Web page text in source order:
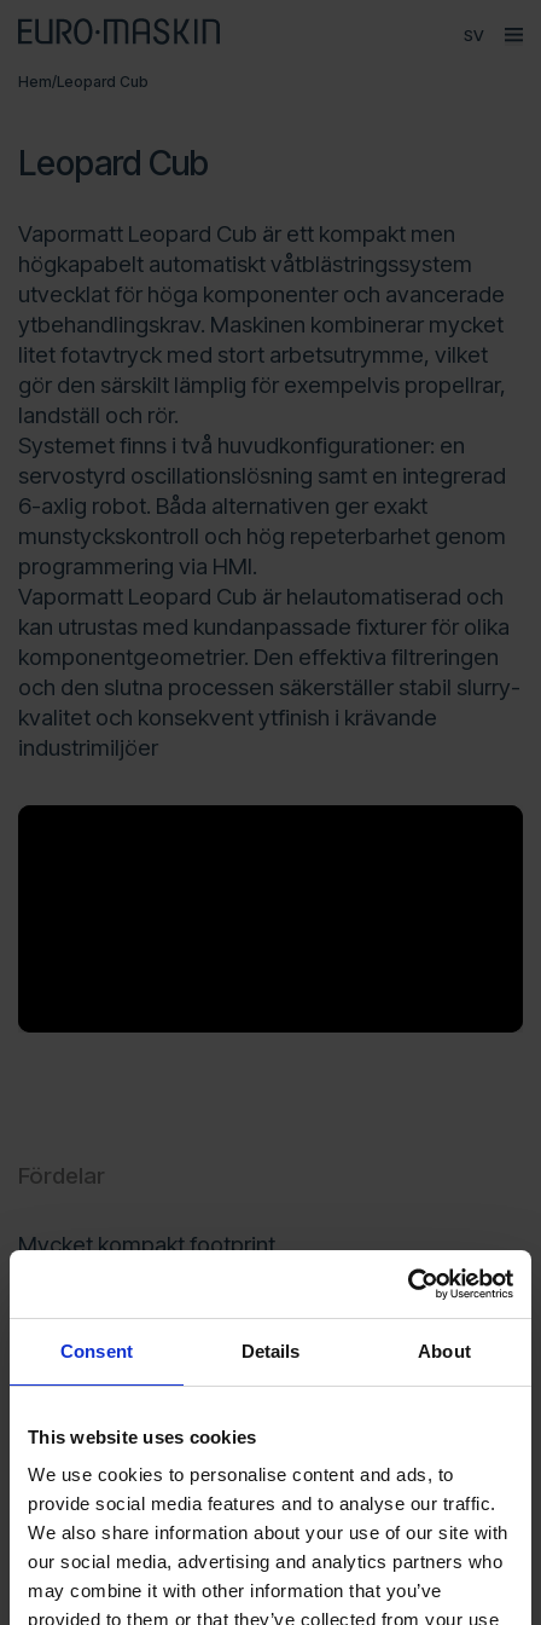
Consent Details About
This website uses cookies
We use cookies to personalise content and ads, to
provide social media features and to analyse our traffic.
We also share information about your use of our site with
our social media, advertising and analytics partners who
may combine it with other information that you’ve
provided to them or that they’ve collected from your use
Språk
Huvudmeny
Produkter
Service
Kontakt
Om Euromaskin
Hem/Leopard Cub
Leopard Cub
Vapormatt Leopard Cub är ett kompakt men
högkapabelt automatiskt våtblästringssystem
utvecklat för höga komponenter och avancerade
ytbehandlingskrav. Maskinen kombinerar mycket
litet fotavtryck med stort arbetsutrymme, vilket
gör den särskilt lämplig för exempelvis propellrar,
landställ och rör.
Systemet finns i två huvudkonfigurationer: en
servo­styrd oscillationslösning samt en integrerad
6-axlig robot. Båda alternativen ger exakt
munstyckskontroll och hög repeterbarhet genom
programmering via HMI.
Vapormatt Leopard Cub är helautomatiserad och
kan utrustas med kundanpassade fixturer för olika
komponentgeometrier. Den effektiva filtreringen
och den slutna processen säkerställer stabil slurry-
kvalitet och konsekvent ytfinish i krävande
industrimiljöer
Fördelar
Mycket kompakt footprint
Stort arbetsutrymme för höga komponenter
Hög repeterbarhet
Effektiv filtrering
Full processövervakning
Typiska applikationer
Rengöring av flygkomponenter